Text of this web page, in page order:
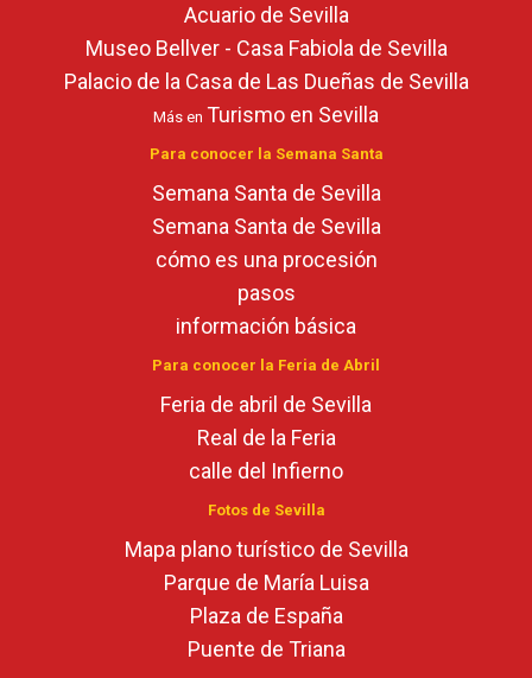
Acuario de Sevilla
Museo Bellver - Casa Fabiola de Sevilla
Palacio de la Casa de Las Dueñas de Sevilla
Más en Turismo en Sevilla
Para conocer la Semana Santa
Semana Santa de Sevilla
Semana Santa de Sevilla
cómo es una procesión
pasos
información básica
Para conocer la Feria de Abril
Feria de abril de Sevilla
Real de la Feria
calle del Infierno
Fotos de Sevilla
Mapa plano turístico de Sevilla
Parque de María Luisa
Plaza de España
Puente de Triana